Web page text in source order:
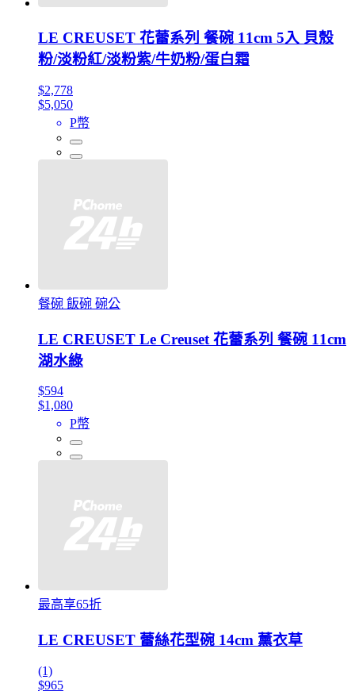
LE CREUSET 花蕾系列 餐碗 11cm 5入 貝殼
粉/淡粉紅/淡粉紫/牛奶粉/蛋白霜
$2,778
$5,050
P幣
餐碗 飯碗 碗公
LE CREUSET Le Creuset 花蕾系列 餐碗 11cm
湖水綠
$594
$1,080
P幣
最高享65折
LE CREUSET 蕾絲花型碗 14cm 薰衣草
(1)
$965